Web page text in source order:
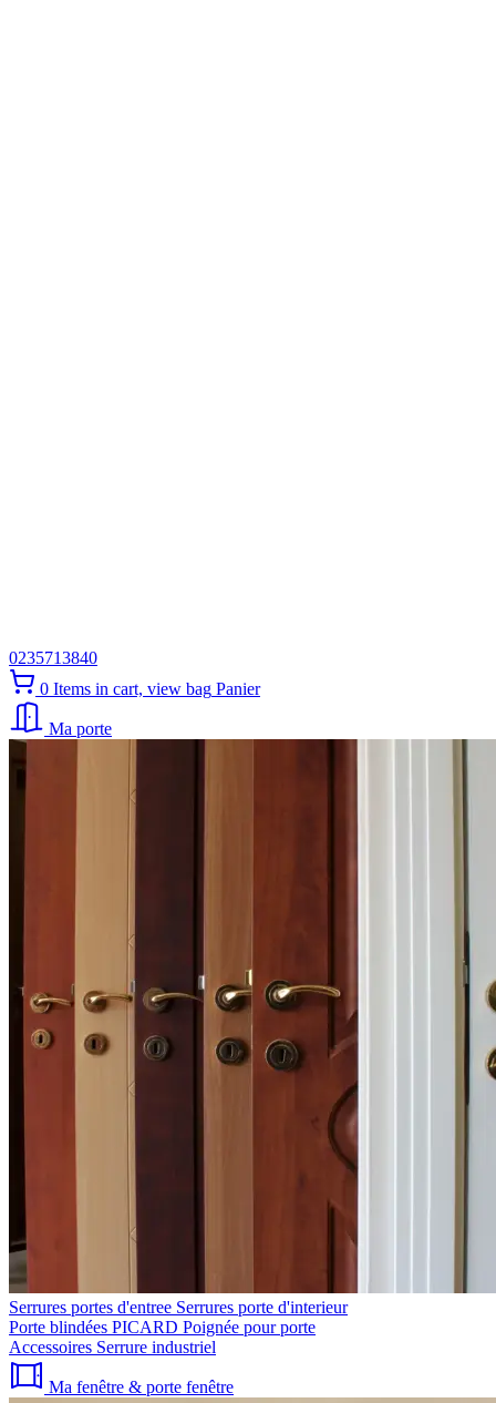
0235713840
0 Items in cart, view bag Panier
Ma porte
Serrures portes d'entree Serrures porte d'interieur
Porte blindées PICARD Poignée pour porte
Accessoires Serrure industriel
Ma fenêtre & porte fenêtre